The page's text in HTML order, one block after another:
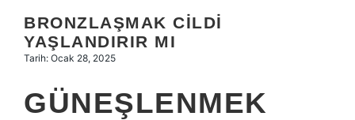
Hakkımızda
BRONZLAŞMAK CILDI
YAŞLANDIRIR MI
Tarih: Ocak 28, 2025
GÜNEŞLENMEK